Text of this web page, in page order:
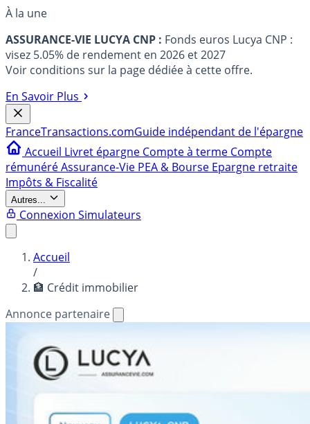
À la une
ASSURANCE-VIE LUCYA CNP : Fonds euros Lucya CNP :
visez 5.05% de rendement en 2026 et 2027
Voir conditions sur la page dédiée à cette offre.
En Savoir Plus
FranceTransactions.comGuide indépendant de l'épargne
Accueil Livret épargne Compte à terme Compte
rémunéréAssurance-Vie PEA & Bourse Epargne retraite
Impôts & Fiscalité
Autres...
Connexion Simulateurs
Accueil
/
🏦 Crédit immobilier
Annonce partenaire